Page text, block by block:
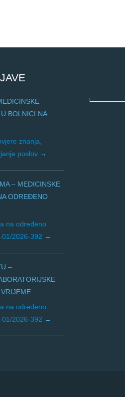
BOLNICI NA
znanja,
poslov
– MEDICINSKE
ODREĐENO
na određeno
2026-392
–
na određeno
2026-392